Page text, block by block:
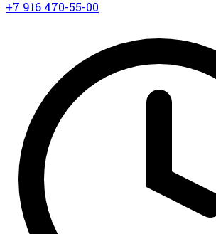
+7 916 470-55-00